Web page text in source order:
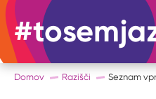
Domov Razišči Seznam